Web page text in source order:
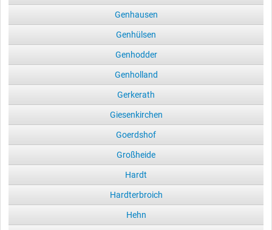
Genhausen
Genhülsen
Genhodder
Genholland
Gerkerath
Giesenkirchen
Goerdshof
Großheide
Hardt
Hardterbroich
Hehn